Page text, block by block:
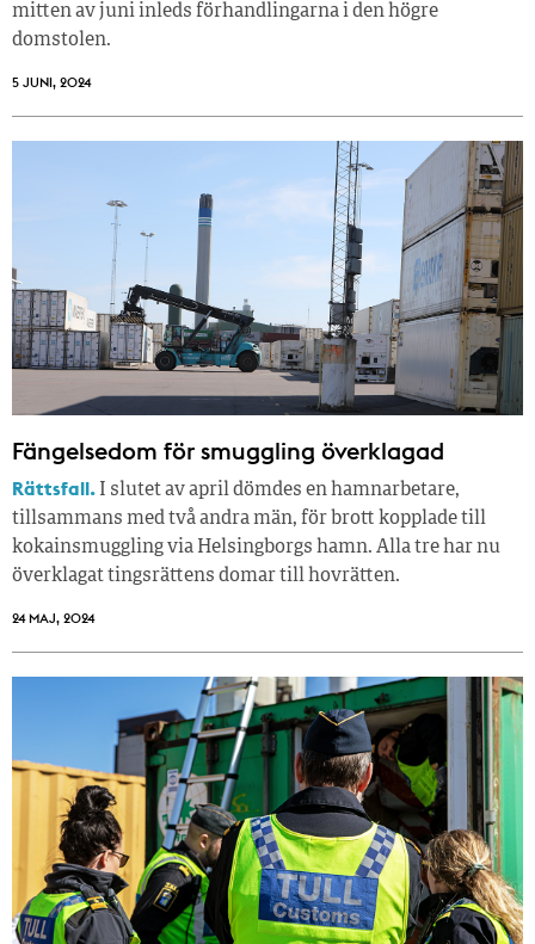
mitten av juni inleds förhandlingarna i den högre
domstolen.
5 JUNI, 2024
Fängelsedom för smuggling överklagad
Rättsfall. I slutet av april dömdes en hamnarbetare,
tillsammans med två andra män, för brott kopplade till
kokainsmuggling via Helsingborgs hamn. Alla tre har nu
överklagat tingsrättens domar till hovrätten.
24 MAJ, 2024